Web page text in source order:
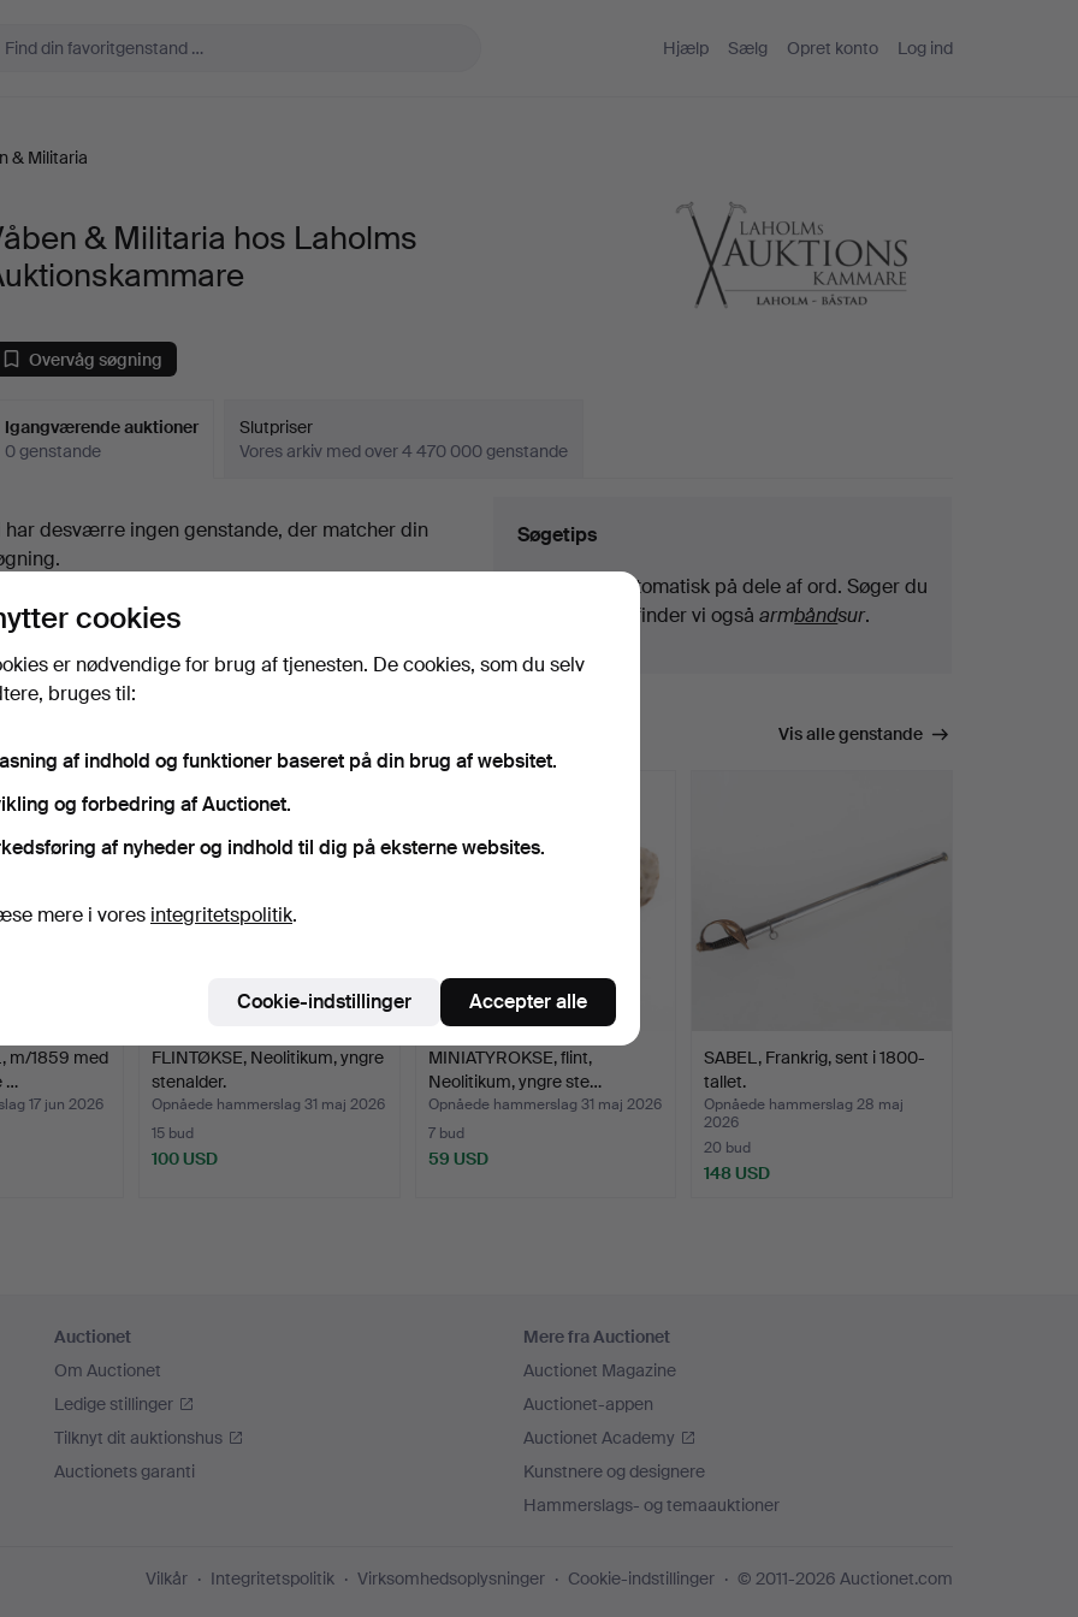
Hjælp Sælg Opret konto Log ind
& Militaria
& Militaria hos Laholms
Overvåg søgning
Igangværende auktioner
0 genstande
Slutpriser
Vores arkiv med over 4 470 000 genstande
har desværre ingen genstande, der matcher din
på“Overvåg søgning”
mail, så snart vi får den.
Søgetips
Vi søger automatisk på dele af ord. Søger du
, finder vi ogsåarmbåndsur.
der matcher din søgning Vis alle genstande
m/1859 med
…
17 jun 2026
FLINTØKSE, Neolitikum, yngre
stenalder.
Opnåede hammerslag 31 maj 2026
15 bud
100 USD
MINIATYROKSE, flint,
Neolitikum, yngre ste…
Opnåede hammerslag 31 maj 2026
7 bud
59 USD
SABEL, Frankrig, sent i 1800-
tallet.
Opnåede hammerslag 28 maj
2026
20 bud
148 USD
Auctionet
Om Auctionet
Ledige stillinger
Tilknyt dit auktionshus
Auctionets garanti
Mere fra Auctionet
Auctionet Magazine
Auctionet-appen
Auctionet Academy
Kunstnere og designere
Hammerslags- og temaauktioner
Vilkår Integritetspolitik Virksomhedsoplysninger Cookie-indstillinger © 2011-2026 Auctionet.com
cookies
er nødvendige for brug af tjenesten. De cookies, som du selv
bruges til:
af indhold og funktioner baseret på din brug af websitet.
og forbedring af Auctionet.
af nyheder og indhold til dig på eksterne websites.
mere i vores integritetspolitik.
Cookie-indstillinger Accepter alle